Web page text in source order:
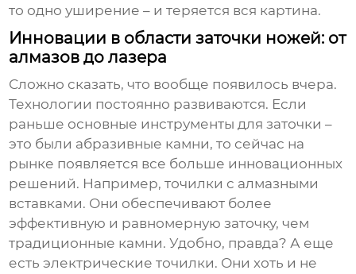
то одно уширение – и теряется вся картина.
Инновации в области заточки ножей: от
алмазов до лазера
Сложно сказать, что вообще появилось вчера.
Технологии постоянно развиваются. Если
раньше основные инструменты для заточки –
это были абразивные камни, то сейчас на
рынке появляется все больше инновационных
решений. Например, точилки с алмазными
вставками. Они обеспечивают более
эффективную и равномерную заточку, чем
традиционные камни. Удобно, правда? А еще
есть электрические точилки. Они хоть и не